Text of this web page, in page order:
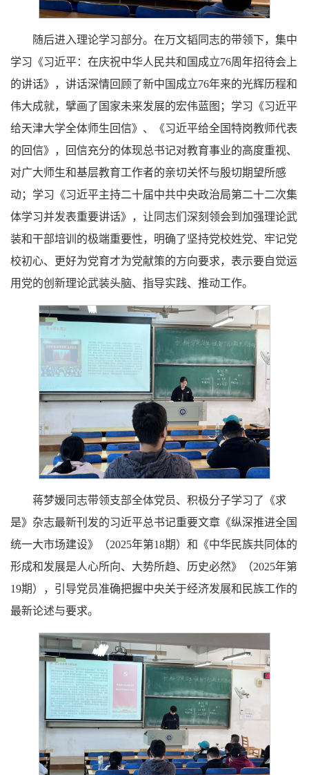
随后进入理论学习部分。在万文韬同志的带领下，集中
学习《习近平：在庆祝中华人民共和国成立76周年招待会上
的讲话》，讲话深情回顾了新中国成立76年来的光辉历程和
伟大成就，擘画了国家未来发展的宏伟蓝图；学习《习近平
给天津大学全体师生回信》、《习近平给全国特岗教师代表
的回信》，回信充分的体现总书记对教育事业的高度重视、
对广大师生和基层教育工作者的亲切关怀与殷切期望所感
动；学习《习近平主持二十届中共中央政治局第二十二次集
体学习并发表重要讲话》，让同志们深刻领会到加强理论武
装和干部培训的极端重要性，明确了坚持党校姓党、牢记党
校初心、更好为党育才为党献策的方向要求，表示要自觉运
用党的创新理论武装头脑、指导实践、推动工作。
蒋梦媛同志带领支部全体党员、积极分子学习了《求
是》杂志最新刊发的习近平总书记重要文章《纵深推进全国
统一大市场建设》（2025年第18期）和《中华民族共同体的
形成和发展是人心所向、大势所趋、历史必然》（2025年第
19期），引导党员准确把握中央关于经济发展和民族工作的
最新论述与要求。